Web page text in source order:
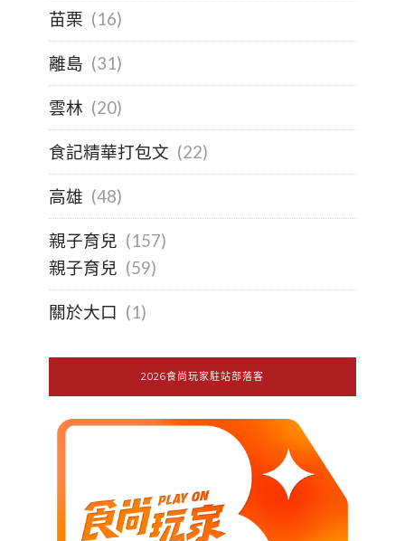
苗栗 (16)
離島 (31)
雲林 (20)
食記精華打包文 (22)
高雄 (48)
親子育兒 (157)
親子育兒 (59)
關於大口 (1)
2026食尚玩家駐站部落客